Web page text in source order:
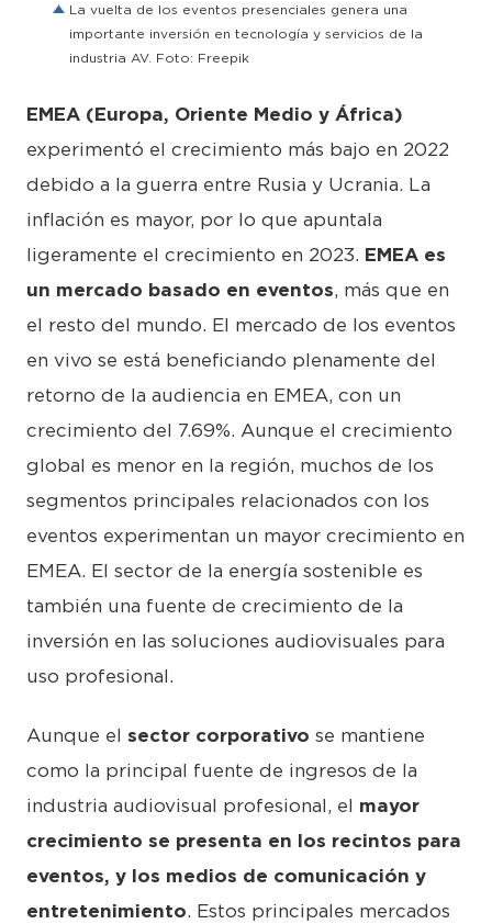
La vuelta de los eventos presenciales genera una
importante inversión en tecnología y servicios de la
industria AV. Foto: Freepik
EMEA (Europa, Oriente Medio y África)
experimentó el crecimiento más bajo en 2022
debido a la guerra entre Rusia y Ucrania. La
inflación es mayor, por lo que apuntala
ligeramente el crecimiento en 2023. EMEA es
un mercado basado en eventos, más que en
el resto del mundo. El mercado de los eventos
en vivo se está beneficiando plenamente del
retorno de la audiencia en EMEA, con un
crecimiento del 7.69%. Aunque el crecimiento
global es menor en la región, muchos de los
segmentos principales relacionados con los
eventos experimentan un mayor crecimiento en
EMEA. El sector de la energía sostenible es
también una fuente de crecimiento de la
inversión en las soluciones audiovisuales para
uso profesional.
Aunque el sector corporativo se mantiene
como la principal fuente de ingresos de la
industria audiovisual profesional, el mayor
crecimiento se presenta en los recintos para
eventos, y los medios de comunicación y
entretenimiento. Estos principales mercados